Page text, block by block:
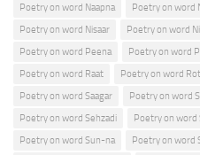
Poetry on word Naapna
Poetry on word
Poetry on word Nisaar
Poetry on word
Poetry on word Peena
Poetry on word
Poetry on word Raat
Poetry on word
Poetry on word Saagar
Poetry on word
Poetry on word Sehzadi
Poetry on word
Poetry on word Sun-na
Poetry on word